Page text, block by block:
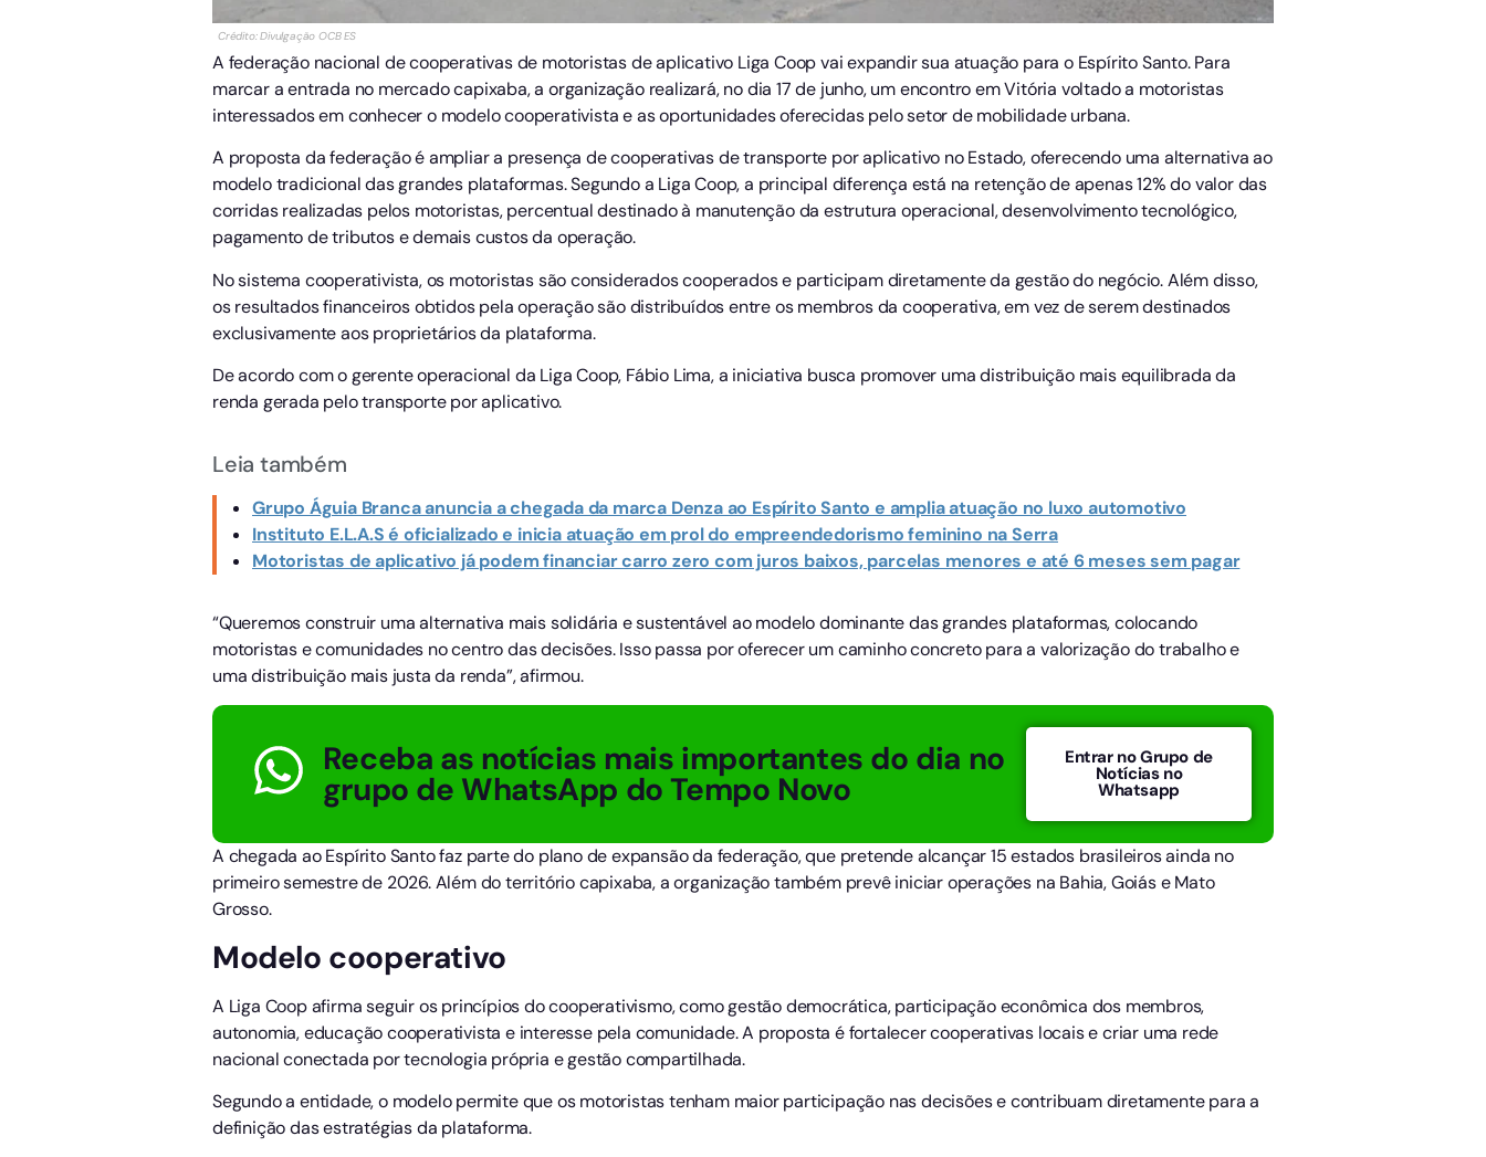
Crédito: Divulgação OCB ES
A federação nacional de cooperativas de motoristas de aplicativo Liga Coop vai expandir sua atuação para o Espírito Santo. Para
marcar a entrada no mercado capixaba, a organização realizará, no dia 17 de junho, um encontro em Vitória voltado a motoristas
interessados em conhecer o modelo cooperativista e as oportunidades oferecidas pelo setor de mobilidade urbana.
A proposta da federação é ampliar a presença de cooperativas de transporte por aplicativo no Estado, oferecendo uma alternativa ao
modelo tradicional das grandes plataformas. Segundo a Liga Coop, a principal diferença está na retenção de apenas 12% do valor das
corridas realizadas pelos motoristas, percentual destinado à manutenção da estrutura operacional, desenvolvimento tecnológico,
pagamento de tributos e demais custos da operação.
No sistema cooperativista, os motoristas são considerados cooperados e participam diretamente da gestão do negócio. Além disso,
os resultados financeiros obtidos pela operação são distribuídos entre os membros da cooperativa, em vez de serem destinados
exclusivamente aos proprietários da plataforma.
De acordo com o gerente operacional da Liga Coop, Fábio Lima, a iniciativa busca promover uma distribuição mais equilibrada da
renda gerada pelo transporte por aplicativo.
Leia também
Grupo Águia Branca anuncia a chegada da marca Denza ao Espírito Santo e amplia atuação no luxo automotivo
Instituto E.L.A.S é oficializado e inicia atuação em prol do empreendedorismo feminino na Serra
Motoristas de aplicativo já podem financiar carro zero com juros baixos, parcelas menores e até 6 meses sem pagar
“Queremos construir uma alternativa mais solidária e sustentável ao modelo dominante das grandes plataformas, colocando
motoristas e comunidades no centro das decisões. Isso passa por oferecer um caminho concreto para a valorização do trabalho e
uma distribuição mais justa da renda”, afirmou.
Receba as notícias mais importantes do dia no
grupo de WhatsApp do Tempo Novo
Entrar no Grupo de
Notícias no
Whatsapp
A chegada ao Espírito Santo faz parte do plano de expansão da federação, que pretende alcançar 15 estados brasileiros ainda no
primeiro semestre de 2026. Além do território capixaba, a organização também prevê iniciar operações na Bahia, Goiás e Mato
Grosso.
Modelo cooperativo
A Liga Coop afirma seguir os princípios do cooperativismo, como gestão democrática, participação econômica dos membros,
autonomia, educação cooperativista e interesse pela comunidade. A proposta é fortalecer cooperativas locais e criar uma rede
nacional conectada por tecnologia própria e gestão compartilhada.
Segundo a entidade, o modelo permite que os motoristas tenham maior participação nas decisões e contribuam diretamente para a
definição das estratégias da plataforma.